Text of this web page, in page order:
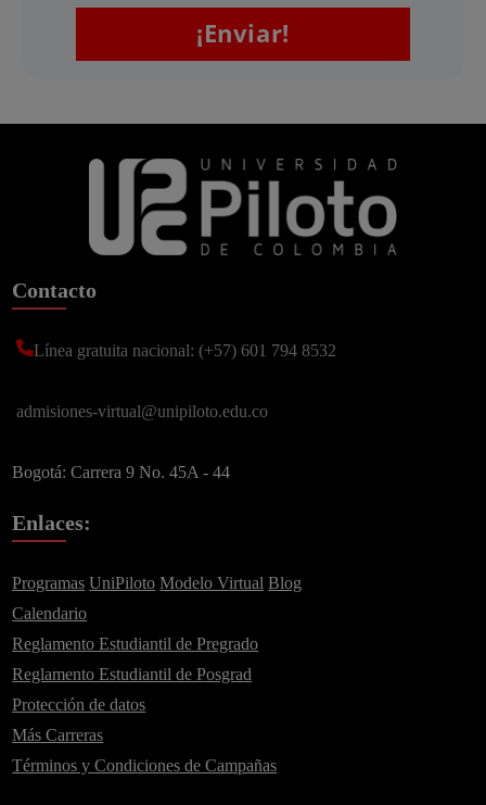
Suscríbete a nuestro
Contacto
Línea gratuita nacional: (+57) 601 794 8532
admisiones-virtual@unipiloto.edu.co
Bogotá: Carrera 9 No. 45A - 44
Enlaces:
Programas UniPiloto Modelo Virtual Blog
Calendario
Reglamento Estudiantil de Pregrado
Reglamento Estudiantil de Posgrad
Protección de datos
Más Carreras
Términos y Condiciones de Campañas